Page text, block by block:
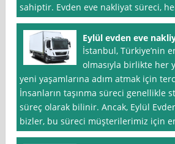
sahiptir. Evden eve nakliyat süreci,
Eylül evden eve
İstanbul, Türkiye’nin
olmasıyla birlikte her
yeni yaşamlarına adım atmak için
İnsanların taşınma süreci genellikle
süreç olarak bilinir. Ancak, Eylül
bizler, bu süreci müşterilerimiz için